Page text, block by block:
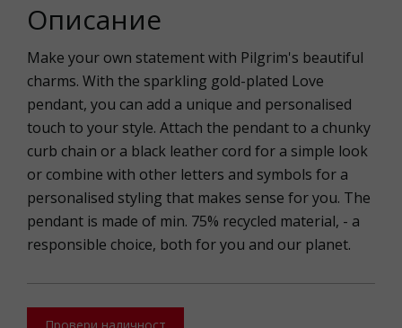
Описание
Make your own statement with Pilgrim's beautiful
charms. With the sparkling gold-plated Love
pendant, you can add a unique and personalised
touch to your style. Attach the pendant to a chunky
curb chain or a black leather cord for a simple look
or combine with other letters and symbols for a
personalised styling that makes sense for you. The
pendant is made of min. 75% recycled material, - a
responsible choice, both for you and our planet.